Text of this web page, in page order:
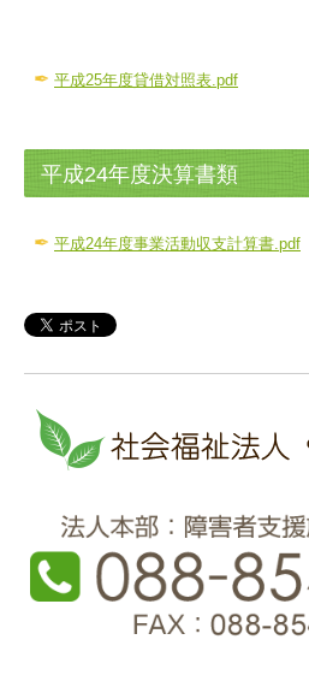
✒ 平成25年度貸借対照表.pdf
平成24年度決算書類
✒ 平成24年度事業活動収支計算書.pdf